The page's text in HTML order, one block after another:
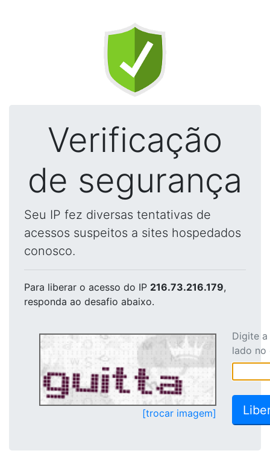
Verificação
de segurança
Seu IP fez diversas tentativas de
acessos suspeitos a sites hospedados
conosco.
Para liberar o acesso do IP 216.73.216.179,
responda ao desafio abaixo.
[trocar imagem]
Digite
lado no